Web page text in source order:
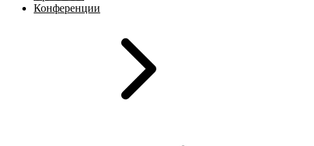
Конференции